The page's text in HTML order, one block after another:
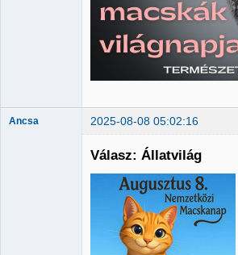
Ancsa 2025-08-08 05:02:16
Válasz: Állatvilág